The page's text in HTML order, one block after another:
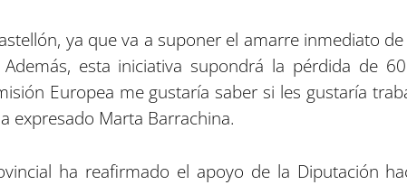
ya que va a suponer el amarre inmediato
esta iniciativa supondrá la pérdida de
Europea me gustaría saber si les gustaría
expresado Marta Barrachina.
ha reafirmado el apoyo de la Diputación